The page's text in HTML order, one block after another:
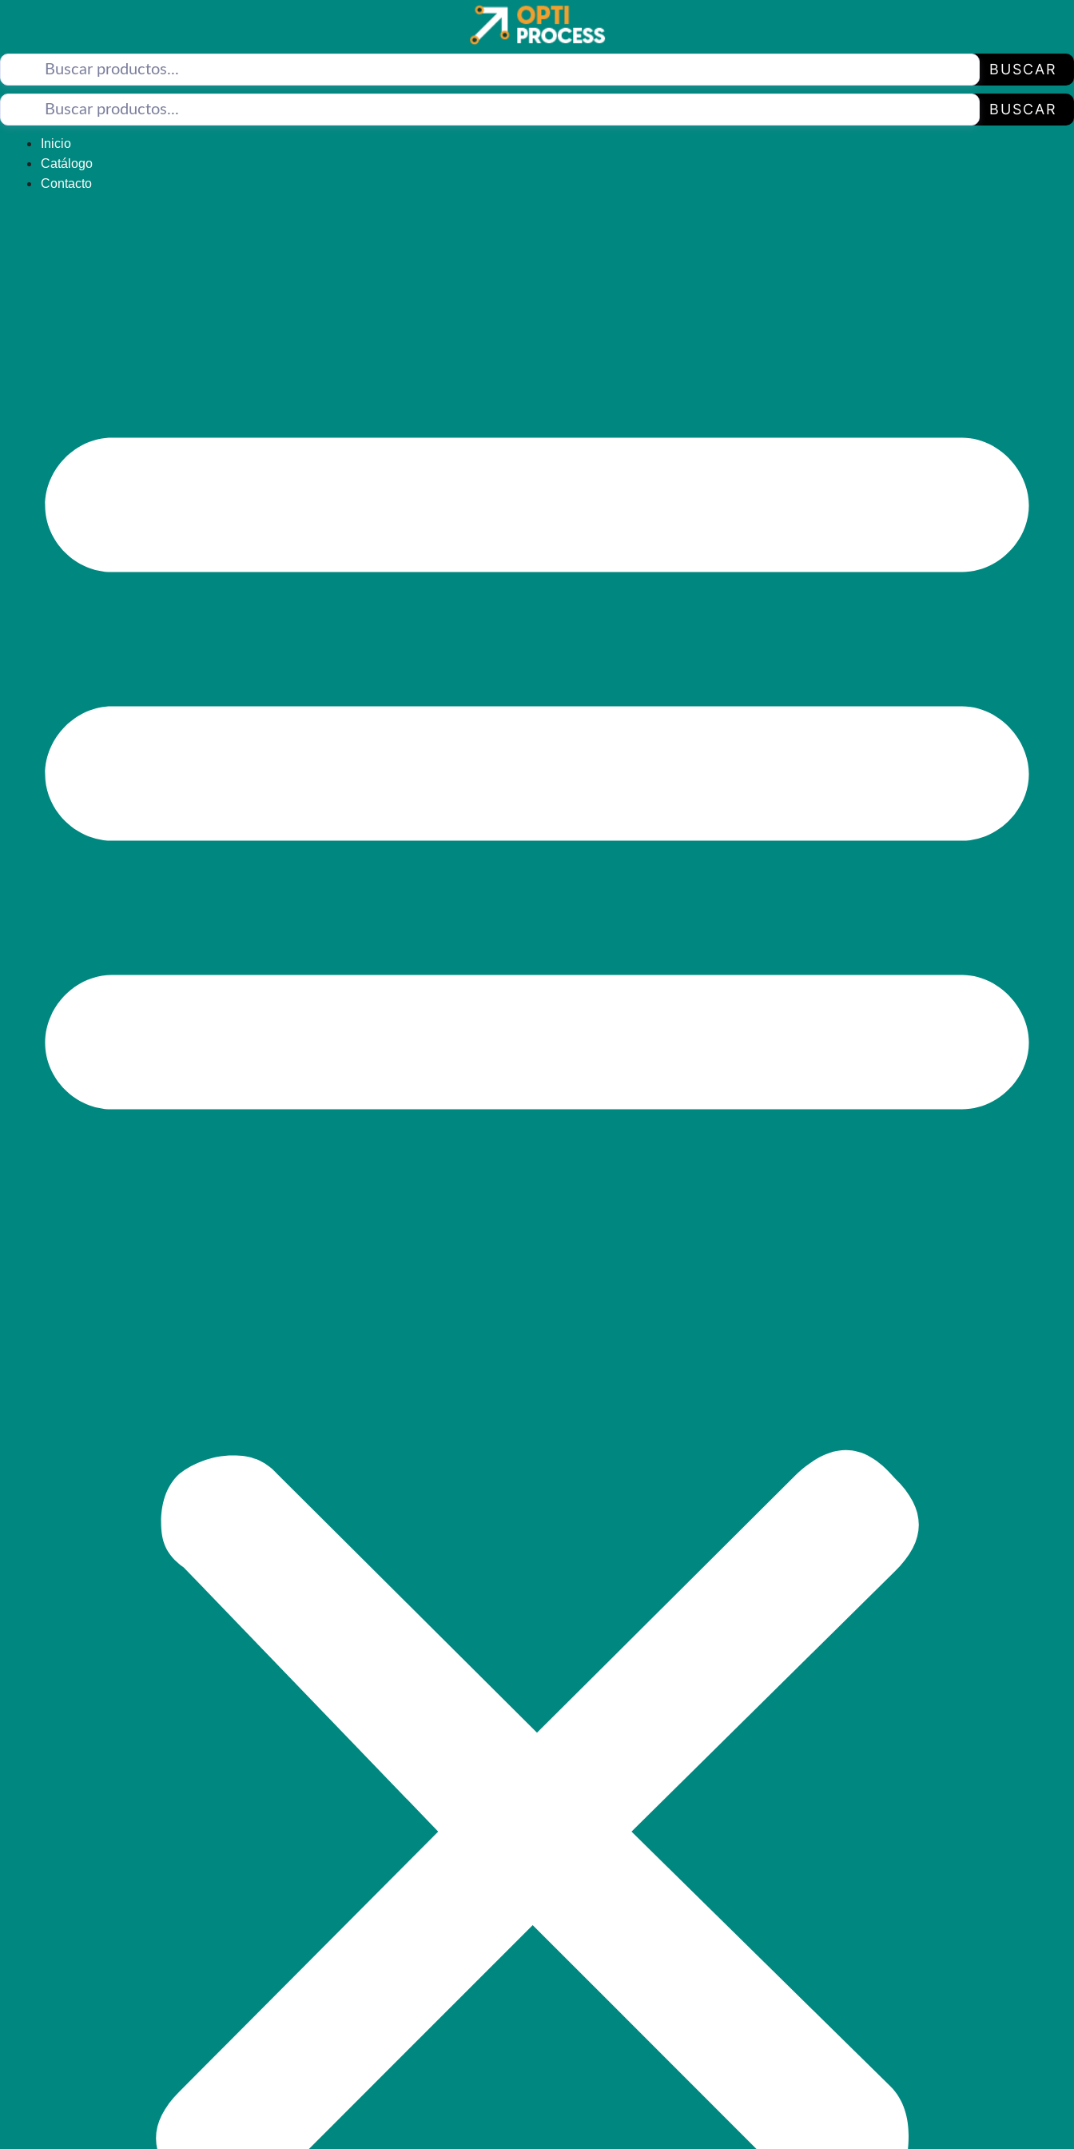
BUSCAR
BUSCAR
Inicio
Catálogo
Contacto